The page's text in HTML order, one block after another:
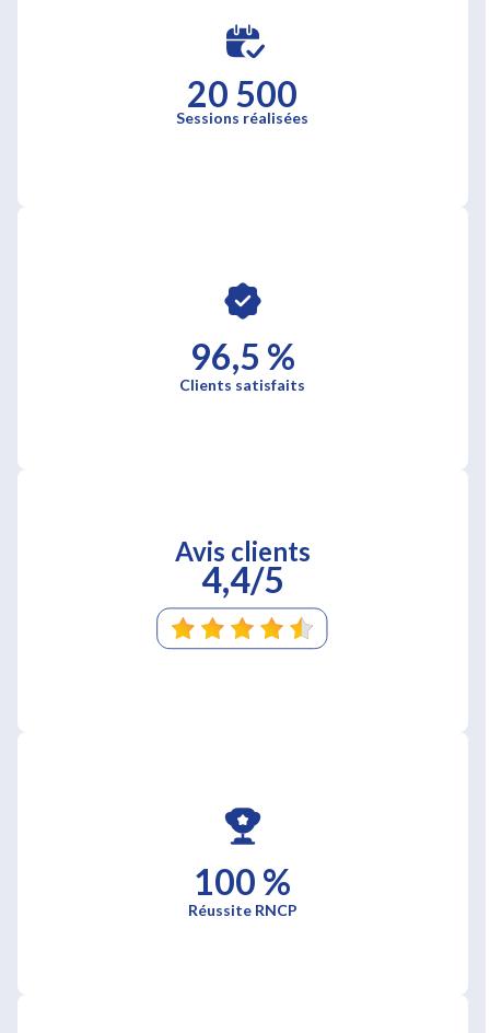
20 500
Sessions réalisées
96,5 %
Clients satisfaits
Avis clients
4,4/5
100 %
Réussite RNCP